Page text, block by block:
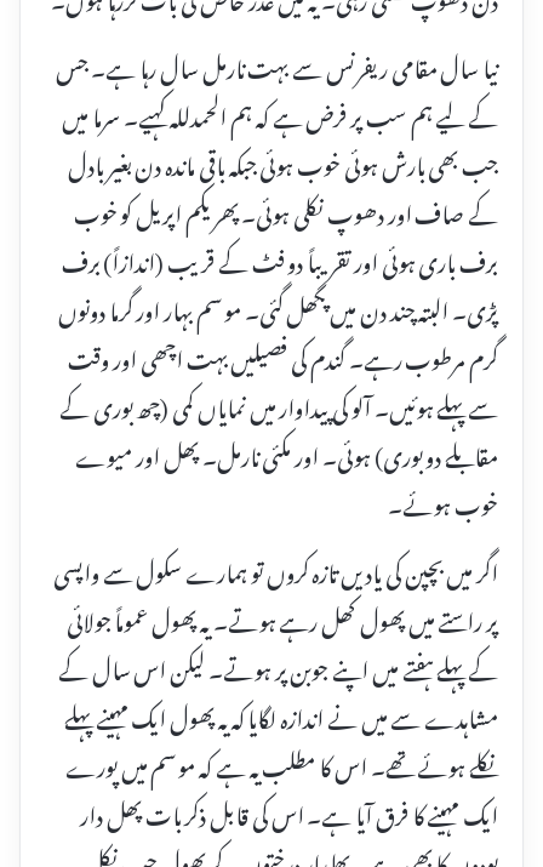
نیا سال مقامی ریفرنس سے بہت نارمل سال رہا ہے۔ جس
کے لیے ہم سب پر فرض ہے کہ ہم الحمدللہ کہیے۔ سرما میں
جب بھی بارش ہوئی خوب ہوئی جبکہ باقی ماندہ دن بغیر بادل
کے صاف اور دھوپ نکلی ہوئی۔ پھر یکم اپریل کو خوب
برف باری ہوئی اور تقریباً دو فٹ کے قریب (اندازاً) برف
پڑی۔ البتہ چند دن میں پگھل گئی۔ موسم بہار اور گرما دونوں
گرم مرطوب رہے۔ گندم کی فصیلیں بہت اچھی اور وقت
سے پہلے ہوئیں۔ آلو کی پیداوار میں نمایاں کمی (چھ بوری کے
مقابلے دو بوری) ہوئی۔ اور مکئی نارمل۔ پھل اور میوے
خوب ہوئے۔
اگر میں بچپن کی یادیں تازہ کروں تو ہمارے سکول سے واپسی
پر راستے میں پھول کھل رہے ہوتے۔ یہ پھول عموماً جولائی
کے پہلے ہفتے میں اپنے جوبن پر ہوتے۔ لیکن اس سال کے
مشاہدے سے میں نے اندازہ لگایا کہ یہ پھول ایک مہینے پہلے
نکلے ہوئے تھے۔ اس کا مطلب یہ ہے کہ موسم میں پورے
ایک مہینے کا فرق آیا ہے۔ اس کی قابل ذکر بات پھل دار